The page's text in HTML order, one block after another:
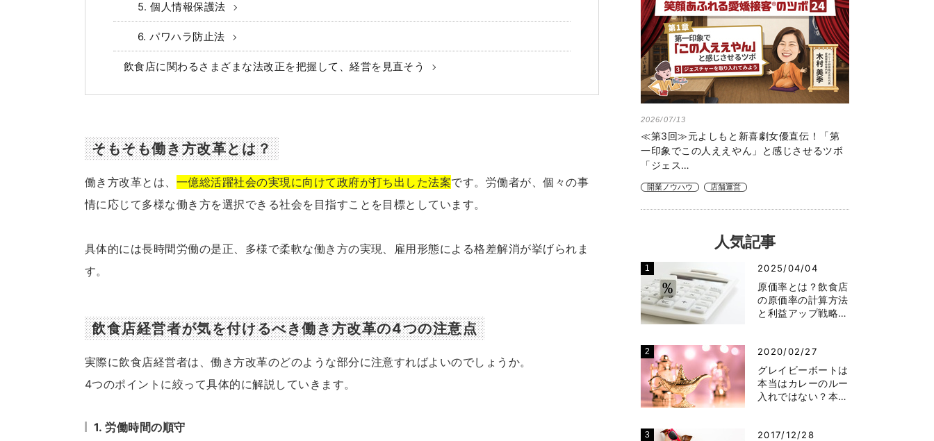
5. 個人情報保護法
6. パワハラ防止法
飲食店に関わるさまざまな法改正を把握して、経営を見直そう
そもそも働き方改革とは？
働き方改革とは、 一億総活躍社会の実現に向けて政府が打ち出した法案です。労働者が、個々の事
情に応じて多様な働き方を選択できる社会を目指すことを目標としています。
具体的には長時間労働の是正、多様で柔軟な働き方の実現、雇用形態による格差解消が挙げられま
す。
飲食店経営者が気を付けるべき働き方改革の4つの注意点
実際に飲食店経営者は、働き方改革のどのような部分に注意すればよいのでしょうか。
4つのポイントに絞って具体的に解説していきます。
1. 労働時間の順守
2026/07/13
≪第3回≫元よしもと新喜劇女優直伝！「第
一印象でこの人ええやん」と感じさせるツボ
「ジェス…
開業ノウハウ 店舗運営
人気記事
2025/04/04
原価率とは？飲食店
の原価率の計算方法
と利益アップ戦略…
2020/02/27
グレイビーボートは
本当はカレーのルー
入れではない？本…
2017/12/28